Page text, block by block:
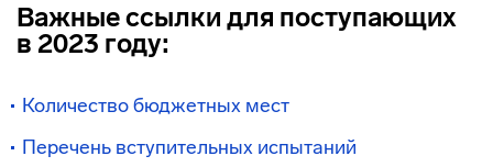
Важные ссылки для поступающих
в 2023 году:
Количество бюджетных мест
Перечень вступительных испытаний